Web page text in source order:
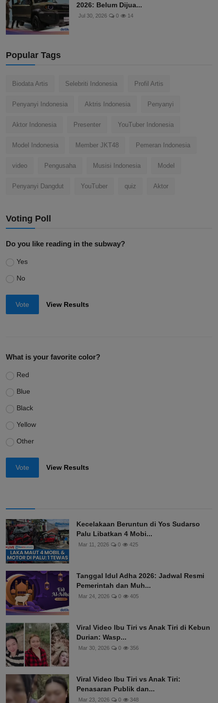
2026: Belum Dijua...
Jul 30, 2026 0 14
Popular Tags
Biodata Artis Selebriti Indonesia Profil Artis
Penyanyi Indonesia Aktris Indonesia Penyanyi
Aktor Indonesia Presenter YouTuber Indonesia
Model Indonesia Member JKT48 Pemeran Indonesia
video Pengusaha Musisi Indonesia Model
Penyanyi Dangdut YouTuber quiz Aktor
Voting Poll
Do you like reading in the subway?
Yes
No
Vote View Results
What is your favorite color?
Red
Blue
Black
Yellow
Other
Vote View Results
Kecelakaan Beruntun di Yos Sudarso
Palu Libatkan 4 Mobi...
Mar 11, 2026 0 425
Tanggal Idul Adha 2026: Jadwal Resmi
Pemerintah dan Muh...
Mar 24, 2026 0 405
Viral Video Ibu Tiri vs Anak Tiri di Kebun
Durian: Wasp...
Mar 30, 2026 0 356
Viral Video Ibu Tiri vs Anak Tiri:
Penasaran Publik dan...
Mar 23, 2026 0 348